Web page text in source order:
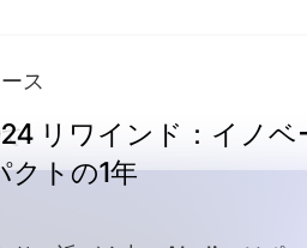
ス
リワインド：イノベ
クトの1年